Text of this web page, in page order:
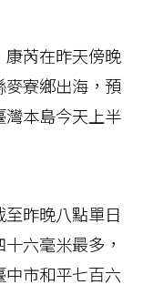
芮在昨天傍晚
寮鄉出海，預
本島今天上半
昨晚八點單日
六毫米最多，
中市和平七百六